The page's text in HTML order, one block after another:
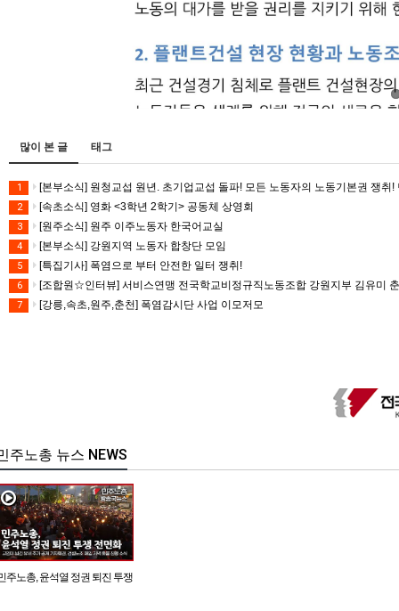
많이 본 글 태그
1 [본부소식] 원청교섭 원년. 초기업교섭 돌파! 모든 노동자의 노동기본권 쟁취
2 [속초소식] 영화 <3학년 2학기> 공동체 상영회
3 [원주소식] 원주 이주노동자 한국어교실
4 [본부소식] 강원지역 노동자 합창단 모임
5 [특집기사] 폭염으로 부터 안전한 일터 쟁취!
6 [조합원☆인터뷰] 서비스연맹 전국학교비정규직노동조합 강원지부 김유미
7 [강릉,속초,원주,춘천] 폭염감시단 사업 이모저모
주노총 뉴스 NEWS
주노총, 윤석열 정권 퇴진 투쟁